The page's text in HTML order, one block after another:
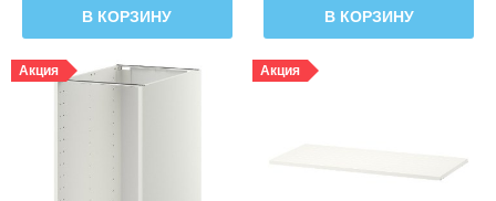
В КОРЗИНУ В КОРЗИНУ
Акция Акция